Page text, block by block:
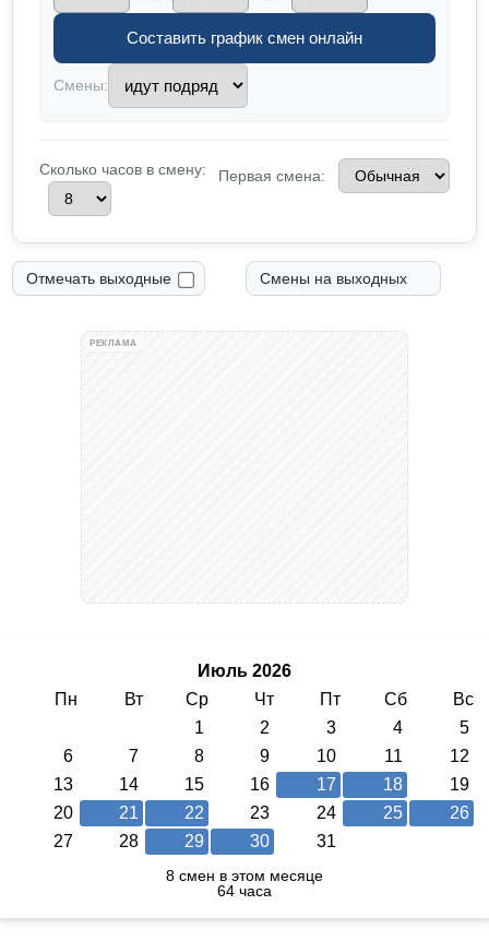
Смены:
Сколько часов в смену: Первая смена:
Отмечать выходные Смены на выходных
РЕКЛАМА
Июль 2026
Пн
Вт Ср Чт Пт Сб
Вс
1
2 3 4
5
6
7 8 9 10 11
12
13
14 15 16 17 18
19
20
21 22 23 24 25
26
27
28 29 30 31
8 смен в этом месяце
64 часа